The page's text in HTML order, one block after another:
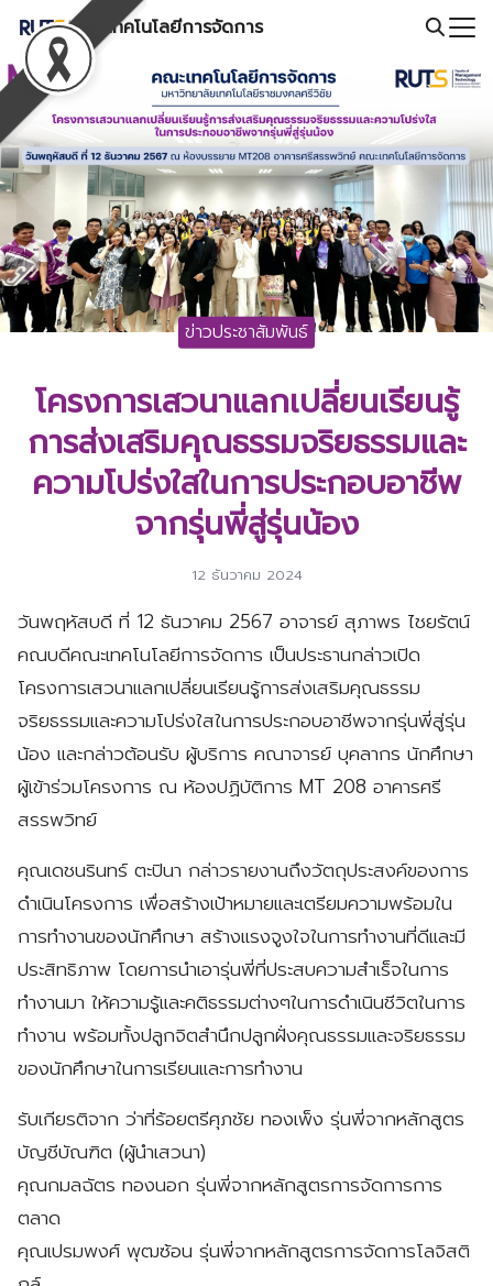
content
คณะเทคโนโลยีการจัดการ
Search
for:
ข่าวประชาสัมพันธ์
โครงการเสวนาแลกเปลี่ยนเรียนรู้
การส่งเสริมคุณธรรมจริยธรรมและ
ความโปร่งใสในการประกอบอาชีพ
จากรุ่นพี่สู่รุ่นน้อง
12 ธันวาคม 2024
วันพฤหัสบดี ที่ 12 ธันวาคม 2567 อาจารย์ สุภาพร ไชยรัตน์
คณบดีคณะเทคโนโลยีการจัดการ เป็นประธานกล่าวเปิด
โครงการเสวนาแลกเปลี่ยนเรียนรู้การส่งเสริมคุณธรรม
จริยธรรมและความโปร่งใสในการประกอบอาชีพจากรุ่นพี่สู่รุ่น
น้อง และกล่าวต้อนรับ ผู้บริการ คณาจารย์ บุคลากร นักศึกษา
ผู้เข้าร่วมโครงการ ณ ห้องปฏิบัติการ MT 208 อาคารศรี
สรรพวิทย์
คุณเดชนรินทร์ ตะปินา กล่าวรายงานถึงวัตถุประสงค์ของการ
ดำเนินโครงการ เพื่อสร้างเป้าหมายและเตรียมความพร้อมใน
การทำงานของนักศึกษา สร้างแรงจูงใจในการทำงานที่ดีและมี
ประสิทธิภาพ โดยการนำเอารุ่นพี่ที่ประสบความสำเร็จในการ
ทำงานมา ให้ความรู้และคติธรรมต่างๆในการดำเนินชีวิตในการ
ทำงาน พร้อมทั้งปลูกจิตสำนึกปลูกฝั่งคุณธรรมและจริยธรรม
ของนักศึกษาในการเรียนและการทำงาน
รับเกียรติจาก ว่าที่ร้อยตรีศุภชัย ทองเพ็ง รุ่นพี่จากหลักสูตร
บัญชีบัณฑิต (ผู้นำเสวนา)
คุณกมลฉัตร ทองนอก รุ่นพี่จากหลักสูตรการจัดการการ
ตลาด
คุณเปรมพงศ์ พุฒซ้อน รุ่นพี่จากหลักสูตรการจัดการโลจิสติ